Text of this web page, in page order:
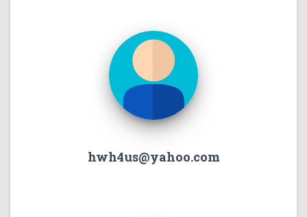
hwh4us@yahoo.com